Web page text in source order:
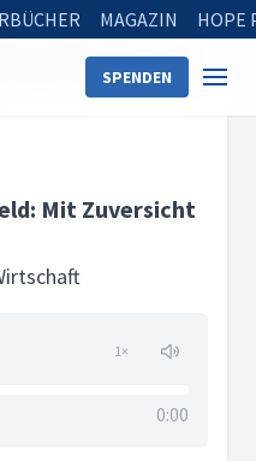
MAGAZIN HOPE
SPENDEN
in der Wirtschaft
durch Krisenzeiten
Mit Zuversicht
1×
0:00